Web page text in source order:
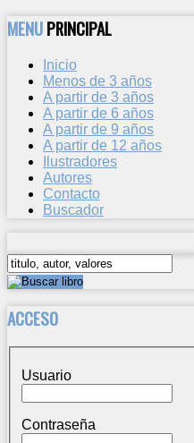
MENUPRINCIPAL
Inicio
Menos de 3 años
A partir de 3 años
A partir de 6 años
A partir de 9 años
A partir de 12 años
Ilustradores
Autores
Contacto
Buscador
ACCESO
Usuario
Contraseña